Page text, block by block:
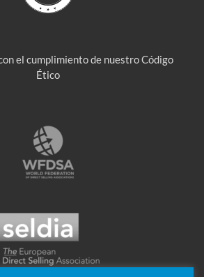
el cumplimiento de nuestro Código
Ético